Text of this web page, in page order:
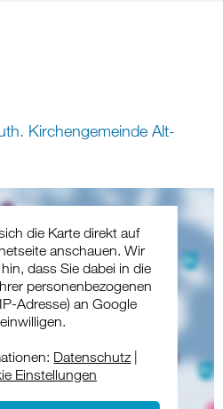
Kirchengemeinde Alt-
die Karte direkt auf
anschauen. Wir
dass Sie dabei in die
personenbezogenen
Adresse) an Google
einwilligen.
Datenschutz
Einstellungen